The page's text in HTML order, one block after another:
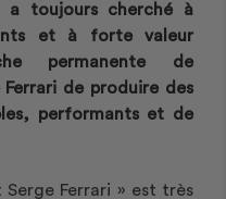
a toujours cherché à
et à forte valeur
permanente de
Ferrari de produire des
performants et de
Serge Ferrari » est très